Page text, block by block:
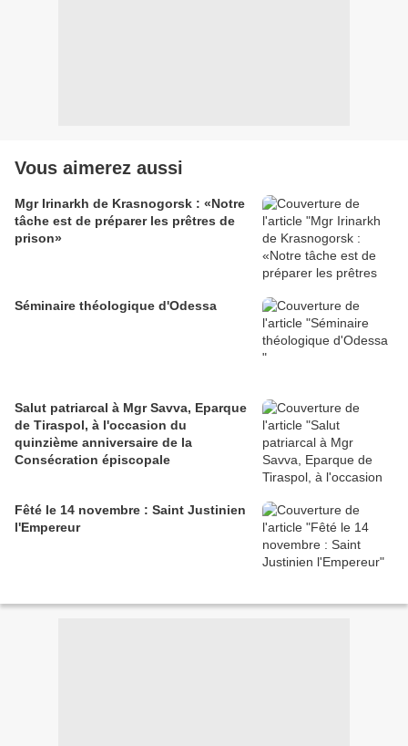
Vous aimerez aussi
Mgr Irinarkh de Krasnogorsk : «Notre
tâche est de préparer les prêtres de
prison»
Séminaire théologique d'Odessa
Salut patriarcal à Mgr Savva, Eparque
de Tiraspol, à l'occasion du
quinzième anniversaire de la
Consécration épiscopale
Fêté le 14 novembre : Saint Justinien
l'Empereur